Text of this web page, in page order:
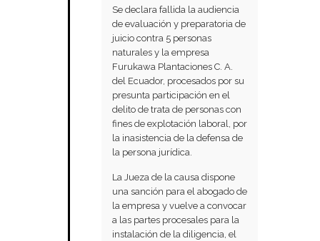
Se declara fallida la audiencia
de evaluación y preparatoria de
juicio contra 5 personas
naturales y la empresa
Furukawa Plantaciones C. A.
del Ecuador, procesados por su
presunta participación en el
delito de trata de personas con
fines de explotación laboral, por
la inasistencia de la defensa de
la persona jurídica.
La Jueza de la causa dispone
una sanción para el abogado de
la empresa y vuelve a convocar
a las partes procesales para la
instalación de la diligencia, el